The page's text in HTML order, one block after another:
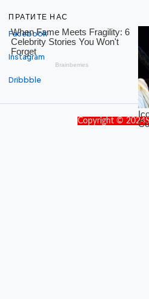
ПРАТИТЕ НАС
Facebook
Instagram
Dribbble
Copyright ©